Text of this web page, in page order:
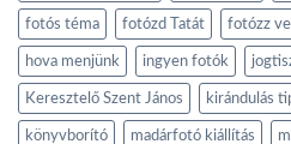
fotós téma fotózd Tatát fotózz
hova menjünk ingyen fotók
Keresztelő Szent János kirándulás
könyvborító madárfotó kiállítás